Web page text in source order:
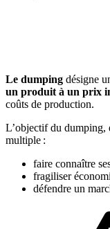
Amazon
Toutes les
Le dumping désigne
un produit à un prix
coûts de production.
L’objectif du dumping,
multiple :
faire connaître
fragiliser
défendre un